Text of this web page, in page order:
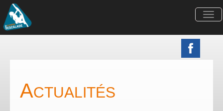
ACTUALITÉS